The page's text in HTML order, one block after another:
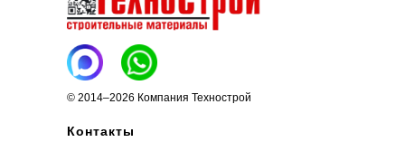
Контакты
© 2014–2026 Компания Технострой